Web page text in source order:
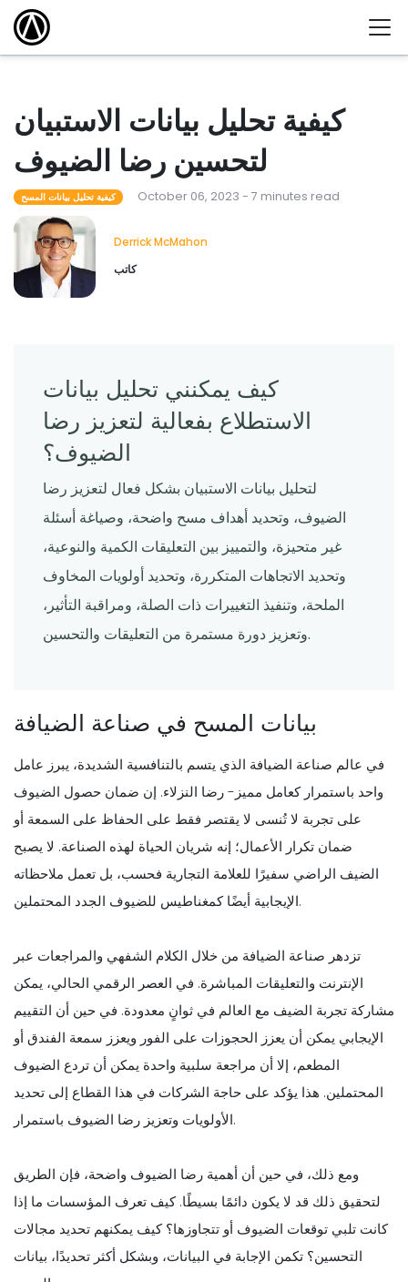
كيفية تحليل بيانات الاستبيان
لتحسين رضا الضيوف
كيفية تحليل بيانات المسح October 06, 2023 - 7 minutes read
Derrick McMahon
كاتب
كيف يمكنني تحليل بيانات
الاستطلاع بفعالية لتعزيز رضا
الضيوف؟
لتحليل بيانات الاستبيان بشكل فعال لتعزيز رضا
الضيوف، وتحديد أهداف مسح واضحة، وصياغة أسئلة
غير متحيزة، والتمييز بين التعليقات الكمية والنوعية،
وتحديد الاتجاهات المتكررة، وتحديد أولويات المخاوف
الملحة، وتنفيذ التغييرات ذات الصلة، ومراقبة التأثير،
وتعزيز دورة مستمرة من التعليقات والتحسين.
بيانات المسح في صناعة الضيافة
في عالم صناعة الضيافة الذي يتسم بالتنافسية الشديدة، يبرز عامل
واحد باستمرار كعامل مميز- رضا النزلاء. إن ضمان حصول الضيوف
على تجربة لا تُنسى لا يقتصر فقط على الحفاظ على السمعة أو
ضمان تكرار الأعمال؛ إنه شريان الحياة لهذه الصناعة. لا يصبح
الضيف الراضي سفيرًا للعلامة التجارية فحسب، بل تعمل ملاحظاته
الإيجابية أيضًا كمغناطيس للضيوف الجدد المحتملين.
تزدهر صناعة الضيافة من خلال الكلام الشفهي والمراجعات عبر
الإنترنت والتعليقات المباشرة. في العصر الرقمي الحالي، يمكن
مشاركة تجربة الضيف مع العالم في ثوانٍ معدودة. في حين أن التقييم
الإيجابي يمكن أن يعزز الحجوزات على الفور ويعزز سمعة الفندق أو
المطعم، إلا أن مراجعة سلبية واحدة يمكن أن تردع الضيوف
المحتملين. هذا يؤكد على حاجة الشركات في هذا القطاع إلى تحديد
الأولويات وتعزيز رضا الضيوف باستمرار.
ومع ذلك، في حين أن أهمية رضا الضيوف واضحة، فإن الطريق
لتحقيق ذلك قد لا يكون دائمًا بسيطًا. كيف تعرف المؤسسات ما إذا
كانت تلبي توقعات الضيوف أو تتجاوزها؟ كيف يمكنهم تحديد مجالات
التحسين؟ تكمن الإجابة في البيانات، وبشكل أكثر تحديدًا، بيانات